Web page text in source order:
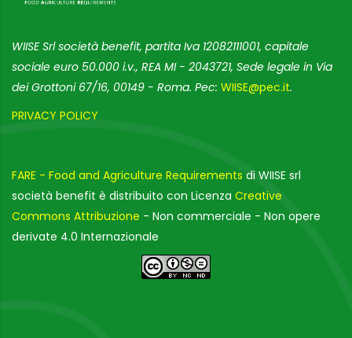
WIISE Srl società benefit, partita Iva 12082111001, capitale
sociale euro 50.000 i.v., REA MI - 2043721, Sede legale in Via
dei Grottoni 67/16, 00149 - Roma. Pec: WIISE@pec.it.
PRIVACY POLICY
FARE - Food and Agriculture Requirements di WIISE srl
società benefit è distribuito con Licenza Creative
Commons Attribuzione - Non commerciale - Non opere
derivate 4.0 Internazionale